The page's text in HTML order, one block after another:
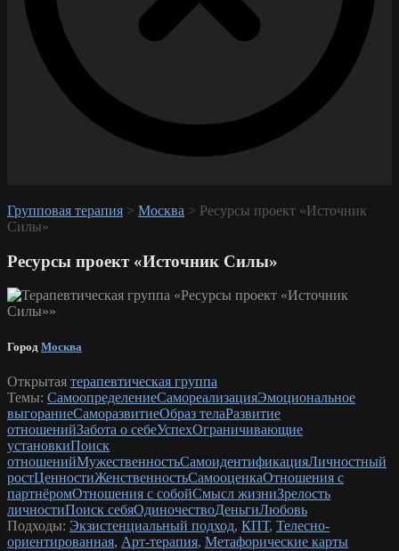
Групповая терапия > Москва > Ресурсы проект «Источник
Силы»
Ресурсы проект «Источник Силы»
Город Москва
Открытая терапевтическая группа
Темы: СамоопределениеСамореализацияЭмоциональное
выгораниеСаморазвитиеОбраз телаРазвитие
отношенийЗабота о себеУспехОграничивающие
установкиПоиск
отношенийМужественностьСамоидентификацияЛичностный
ростЦенностиЖенственностьСамооценкаОтношения с
партнёромОтношения с собойСмысл жизниЗрелость
личностиПоиск себяОдиночествоДеньгиЛюбовь
Подходы: Экзистенциальный подход, КПТ, Телесно-
ориентированная, Арт-терапия, Метафорические карты